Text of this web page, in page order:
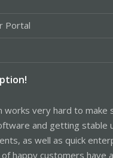
Portal
works very hard to make
and getting stable
as well as quick
happy customers have